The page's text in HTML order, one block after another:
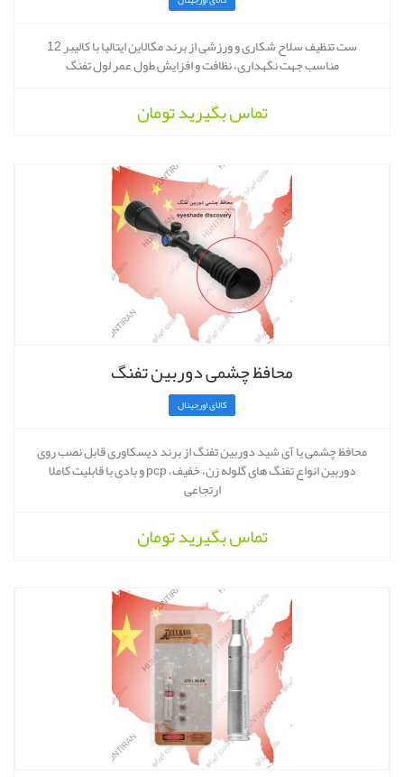
ست تنظیف سلاح شکاری و ورزشی از برند مگالاین ایتالیا با کالیبر 12
مناسب جهت نگهداری، نظافت و افزایش طول عمر لول تفنگ
تماس بگیریدتومان
محافظ چشمی دوربین تفنگ
کالای اورجینال
محافظ چشمی یا آی شید دوربین تفنگ از برند دیسکاوری قابل نصب روی
دوربین انواع تفنگ های گلوله زن، خفیف، pcp و بادی با قابلیت کاملا
ارتجاعی
تماس بگیریدتومان